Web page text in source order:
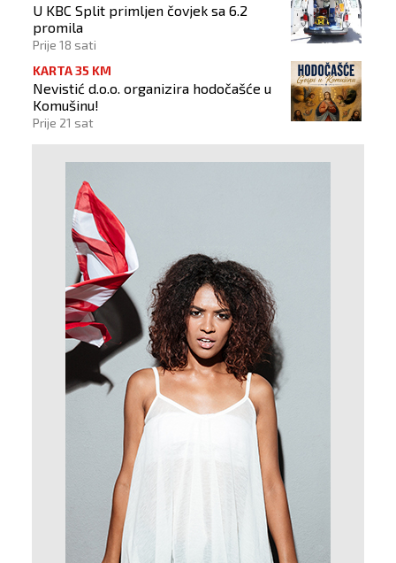
U KBC Split primljen čovjek sa 6.2
promila
Prije 18 sati
KARTA 35 KM
Nevistić d.o.o. organizira hodočašće u
Komušinu!
Prije 21 sat